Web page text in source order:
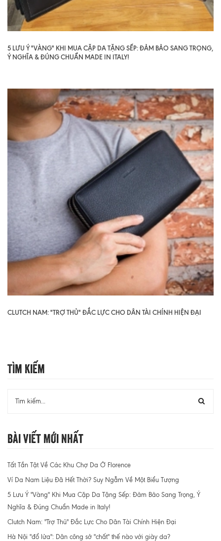
5 LƯU Ý "VÀNG" KHI MUA CẶP DA TẶNG SẾP: ĐẢM BẢO SANG TRỌNG,
Ý NGHĨA & ĐÚNG CHUẨN MADE IN ITALY!
CLUTCH NAM: "TRỢ THỦ" ĐẮC LỰC CHO DÂN TÀI CHÍNH HIỆN ĐẠI
Tìm Kiếm
Bài Viết Mới Nhất
Tất Tần Tật Về Các Khu Chợ Da Ở Florence
Ví Da Nam Liệu Đã Hết Thời? Suy Ngẫm Về Một Biểu Tượng
5 Lưu Ý "Vàng" Khi Mua Cặp Da Tặng Sếp: Đảm Bảo Sang Trọng, Ý
Nghĩa & Đúng Chuẩn Made in Italy!
Clutch Nam: "Trợ Thủ" Đắc Lực Cho Dân Tài Chính Hiện Đại
Hà Nội "đổ lửa": Dân công sở "chất" thế nào với giày da?